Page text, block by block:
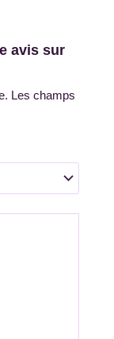
avis sur
Les champs